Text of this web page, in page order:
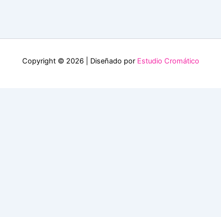
Copyright © 2026 | Diseñado por Estudio Cromático